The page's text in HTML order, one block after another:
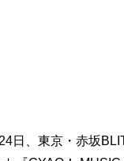
日、東京・赤坂